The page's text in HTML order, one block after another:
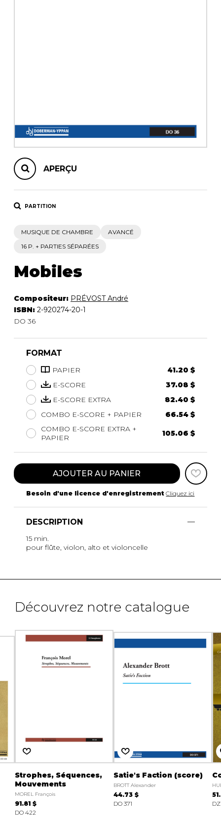
APERÇU
PARTITION
MUSIQUE DE CHAMBRE
AVANCÉ
16 P. + PARTIES SÉPARÉES
Mobiles
Compositeur: PRÉVOST André
ISBN: 2-920274-20-1
DO 36
FORMAT
PAPIER
41.20 $
E-SCORE
37.08 $
E-SCORE EXTRA
82.40 $
COMBO E-SCORE + PAPIER
66.54 $
COMBO E-SCORE EXTRA +
PAPIER
105.06 $
AJOUTER AU PANIER
Besoin d'une licence d'enregistrement Cliquez ici
DESCRIPTION
15 min.
pour flûte, violon, alto et violoncelle
Découvrez notre catalogue
Strophes, Séquences,
Mouvements
MOREL François
91.81 $
DO 422
Satie's Faction (score)
BROTT Alexander
44.73 $
DO 371